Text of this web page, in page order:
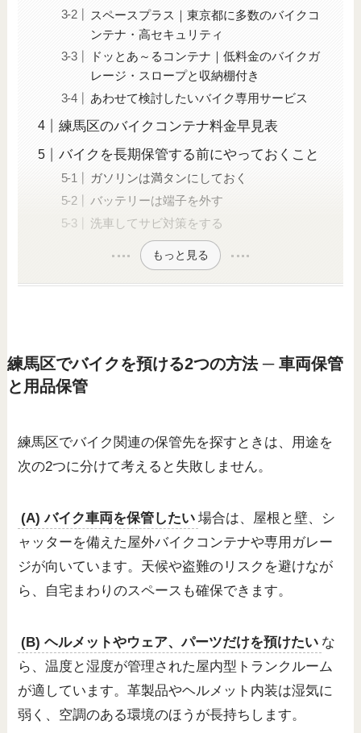
スペースプラス｜東京都に多数のバイクコ
ンテナ・高セキュリティ
ドッとあ～るコンテナ｜低料金のバイクガ
レージ・スロープと収納棚付き
あわせて検討したいバイク専用サービス
練馬区のバイクコンテナ料金早見表
バイクを長期保管する前にやっておくこと
ガソリンは満タンにしておく
バッテリーは端子を外す
洗車してサビ対策をする
もっと見る
練馬区でバイクを預ける2つの方法 ─ 車両保管
と用品保管
練馬区でバイク関連の保管先を探すときは、用途を
次の2つに分けて考えると失敗しません。
(A) バイク車両を保管したい 場合は、屋根と壁、シ
ャッターを備えた屋外バイクコンテナや専用ガレー
ジが向いています。天候や盗難のリスクを避けなが
ら、自宅まわりのスペースも確保できます。
(B) ヘルメットやウェア、パーツだけを預けたい な
ら、温度と湿度が管理された屋内型トランクルーム
が適しています。革製品やヘルメット内装は湿気に
弱く、空調のある環境のほうが長持ちします。